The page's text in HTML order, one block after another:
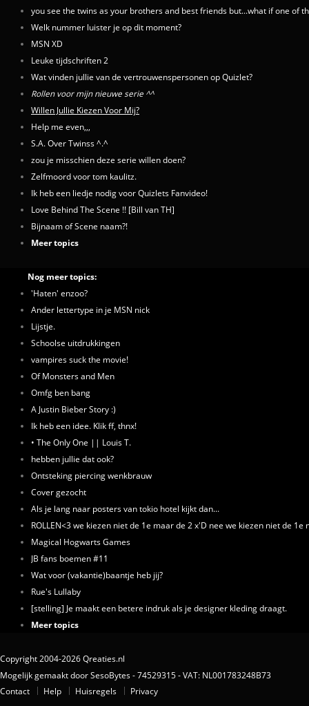
you see the twins as your brothers and best friends but...what if one of
Welk nummer luister je op dit moment?
MSN XD
Leuke tijdschriften 2
Wat vinden jullie van de vertrouwenspersonen op Quizlet?
Rollen voor mijn nieuwe serie ^^
Willen Jullie Kiezen Voor Mij?
Help me even,,,
S.A. Over Twinss ^.^
zou je misschien deze serie willen doen?
Zelfmoord voor tom kaulitz.
Ik heb een liedje nodig voor Quizlets Fanvideo!
Love Behind The Scene !! [Bill van TH]
Bijnaam of Scene naam?!
Meer topics
Nog meer topics:
'Haten' enzoo?
Ander lettertype in je MSN nick
Lijstje.
Schoolse uitdrukkingen
vampires suck the movie!
Of Monsters and Men
Omfg ben bang
A Justin Bieber Story :)
Ik heb een idee. Klik ff, thnx!
• The Only One || Louis T.
hebben jullie dat ook?
Ontsteking piercing wenkbrauw
Cover gezocht
Als je lang naar posters van tokio hotel kijkt dan...
ROLLEN<3 we kiezen niet de 1e maar de 2 x'D nee we kiezen niet de 1e
Magical Hogwarts Games
JB fans boemen #11
Wat voor (vakantie)baantje heb jij?
Rue's Lullaby
[stelling] Je maakt een betere indruk als je designer kleding draagt.
Meer topics
Copyright 2004-2026 Qreaties.nl
Mogelijk gemaakt door SesoBytes - 74529315 - VAT: NL001783248B73
Contact
Help Huisregels Privacy